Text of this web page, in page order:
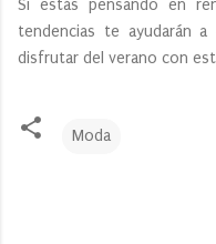
Si estás pensando en
tendencias te ayudarán
disfrutar del verano con
Moda